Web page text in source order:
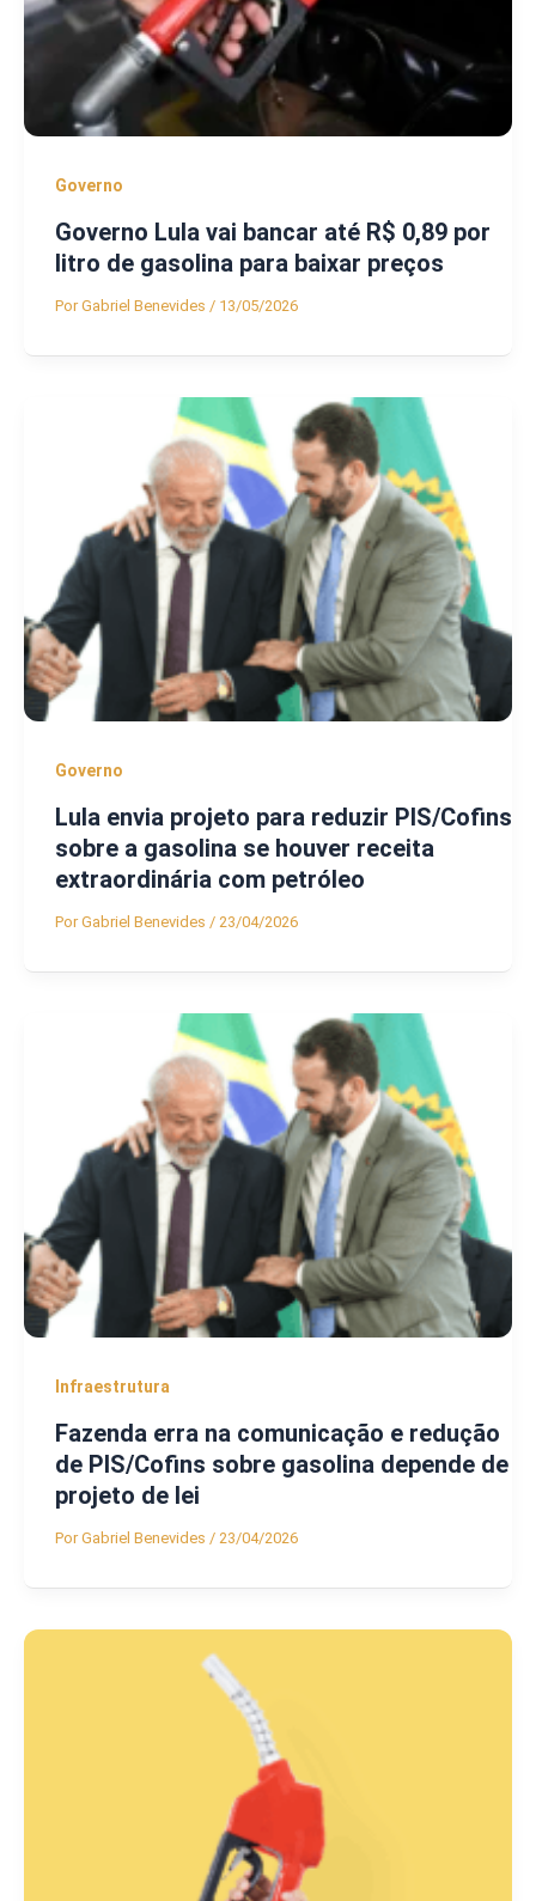
Governo
Governo Lula vai bancar até R$ 0,89 por
litro de gasolina para baixar preços
PorGabriel Benevides / 13/05/2026
Governo
Lula envia projeto para reduzir PIS/Cofins
sobre a gasolina se houver receita
extraordinária com petróleo
PorGabriel Benevides / 23/04/2026
Infraestrutura
Fazenda erra na comunicação e redução
de PIS/Cofins sobre gasolina depende de
projeto de lei
PorGabriel Benevides / 23/04/2026